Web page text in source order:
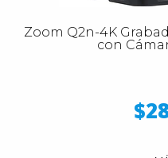
Zoom Q2n-4K
con